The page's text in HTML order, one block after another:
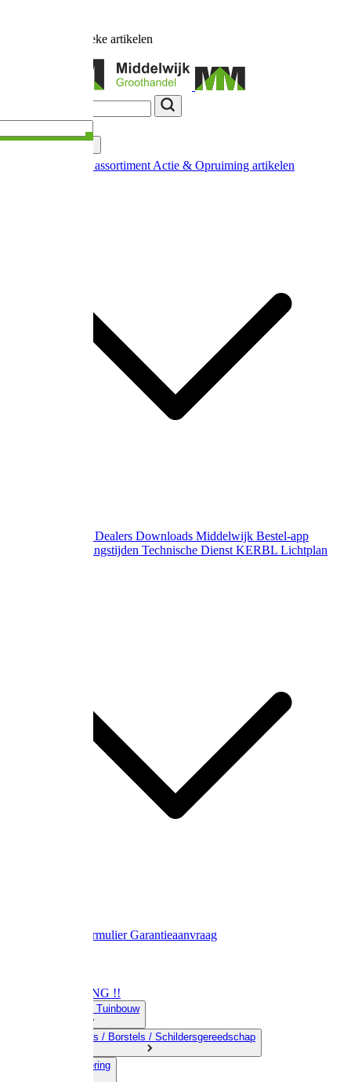
unieke artikelen
Nieuw in ons assortiment Actie & Opruiming artikelen
Dealers Downloads Middelwijk Bestel-app
Gewijzigde openingstijden Technische Dienst KERBL Lichtplan
RetourformulierGarantieaanvraag
OPRUIMING !!
01) Land-& Tuinbouw
02) Bezems / Borstels / Schildersgereedschap
03) Afrastering